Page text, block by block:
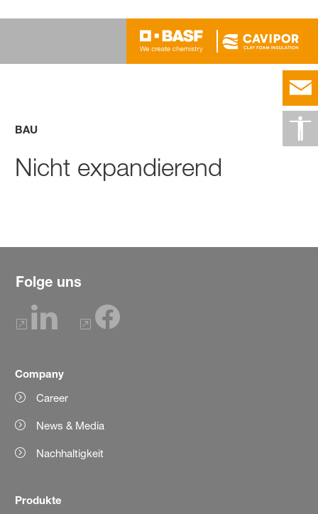
BAU
Nicht expandierend
Folge uns
Company
Career
News & Media
Nachhaltigkeit
Produkte